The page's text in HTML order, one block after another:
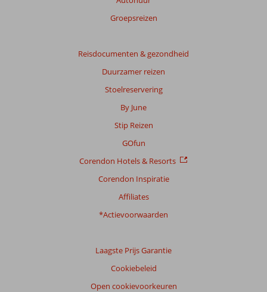
Groepsreizen
Reisdocumenten & gezondheid
Duurzamer reizen
Stoelreservering
By June
Stip Reizen
GOfun
Corendon Hotels & Resorts
Corendon Inspiratie
Affiliates
*Actievoorwaarden
Laagste Prijs Garantie
Cookiebeleid
Open cookievoorkeuren